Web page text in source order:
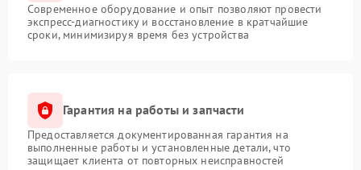
Современное оборудование и опыт позволяют провести
экспресс-диагностику и восстановление в кратчайшие
сроки, минимизируя время без устройства
Гарантия на работы и запчасти
Предоставляется документированная гарантия на
выполненные работы и установленные детали, что
защищает клиента от повторных неисправностей